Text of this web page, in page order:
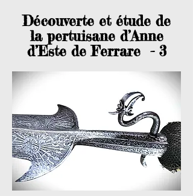
Découverte et étude de
la pertuisane d’Anne
d’Este de Ferrare - 3